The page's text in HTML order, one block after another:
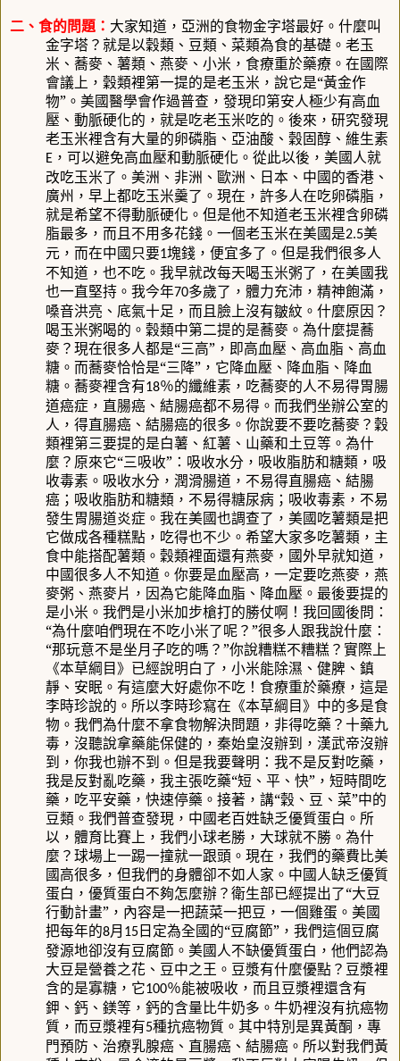
二、食的問題： 大家知道，亞洲的食物金字塔最好。什麼叫
金字塔？就是以穀類、豆類、菜類為食的基礎。老玉
米、蕎麥、薯類、燕麥、小米，食療重於藥療。在國際
會議上，穀類裡第一提的是老玉米，說它是“黃金作
物”。美國醫學會作過普查，發現印第安人極少有高血
壓、動脈硬化的，就是吃老玉米吃的。後來，研究發現
老玉米裡含有大量的卵磷脂、亞油酸、穀固醇、維生素
E ，可以避免高血壓和動脈硬化。從此以後，美國人就
改吃玉米了。美洲、非洲、歐洲、日本、中國的香港、
廣州，早上都吃玉米羹了。現在，許多人在吃卵磷脂，
就是希望不得動脈硬化。但是他不知道老玉米裡含卵磷
脂最多，而且不用多花錢。一個老玉米在美國是2.5美
元，而在中國只要1塊錢，便宜多了。但是我們很多人
不知道，也不吃。我早就改每天喝玉米粥了，在美國我
也一直堅持。我今年70多歲了，體力充沛，精神飽滿，
嗓音洪亮、底氣十足，而且臉上沒有皺紋。什麼原因？
喝玉米粥喝的。穀類中第二提的是蕎麥。為什麼提蕎
麥？現在很多人都是“三高”，即高血壓、高血脂、高血
糖。而蕎麥恰恰是“三降”，它降血壓、降血脂、降血
糖。蕎麥裡含有18％的纖維素，吃蕎麥的人不易得胃腸
道癌症，直腸癌、結腸癌都不易得。而我們坐辦公室的
人，得直腸癌、結腸癌的很多。你說要不要吃蕎麥？穀
類裡第三要提的是白薯、紅薯、山藥和土豆等。為什
麼？原來它“三吸收”：吸收水分，吸收脂肪和糖類，吸
收毒素。吸收水分，潤滑腸道，不易得直腸癌、結腸
癌；吸收脂肪和糖類，不易得糖尿病；吸收毒素，不易
發生胃腸道炎症。我在美國也調查了，美國吃薯類是把
它做成各種糕點，吃得也不少。希望大家多吃薯類，主
食中能搭配薯類。穀類裡面還有燕麥，國外早就知道，
中國很多人不知道。你要是血壓高，一定要吃燕麥，燕
麥粥、燕麥片，因為它能降血脂、降血壓。最後要提的
是小米。我們是小米加步槍打的勝仗啊！我回國後問：
“為什麼咱們現在不吃小米了呢？”很多人跟我說什麼：
“那玩意不是坐月子吃的嗎？”你說糟糕不糟糕？實際上
《本草綱目》已經說明白了，小米能除濕、健脾、鎮
靜、安眠。有這麼大好處你不吃！食療重於藥療，這是
李時珍說的。所以李時珍寫在《本草綱目》中的多是食
物。我們為什麼不拿食物解決問題，非得吃藥？十藥九
毒，沒聽說拿藥能保健的，秦始皇沒辦到，漢武帝沒辦
到，你我也辦不到。但是我要聲明：我不是反對吃藥，
我是反對亂吃藥，我主張吃藥“短、平、快”，短時間吃
藥，吃平安藥，快速停藥。接著，講“穀、豆、菜”中的
豆類。我們普查發現，中國老百姓缺乏優質蛋白。所
以，體育比賽上，我們小球老勝，大球就不勝。為什
麼？球場上一踢一撞就一跟頭。現在，我們的藥費比美
國高很多，但我們的身體卻不如人家。中國人缺乏優質
蛋白，優質蛋白不夠怎麼辦？衛生部已經提出了“大豆
行動計畫”，內容是一把蔬菜一把豆，一個雞蛋。美國
把每年的8月 15日定為全國的“豆腐節”，我們這個豆腐
發源地卻沒有豆腐節。美國人不缺優質蛋白，他們認為
大豆是營養之花、豆中之王。豆漿有什麼優點？豆漿裡
含的是寡糖，它100％能被吸收，而且豆漿裡還含有
鉀、鈣、鎂等，鈣的含量比牛奶多。牛奶裡沒有抗癌物
質，而豆漿裡有5種抗癌物質。其中特別是異黃酮，專
門預防、治療乳腺癌、直腸癌、結腸癌。所以對我們黃